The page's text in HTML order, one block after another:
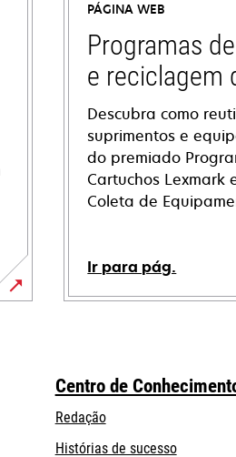
PÁGINA WEB
Programas
e reciclagem
Descubra como
suprimentos e
do premiado
Cartuchos Lexmark
Coleta de
Ir para pág.
Centro de
Redação
Histórias de sucesso